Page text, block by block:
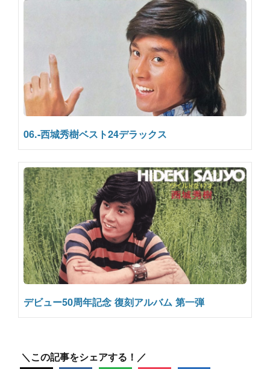
06.-西城秀樹ベスト24デラックス
デビュー50周年記念 復刻アルバム 第一弾
＼この記事をシェアする！／